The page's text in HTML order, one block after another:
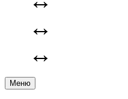
↔
↔
Меню